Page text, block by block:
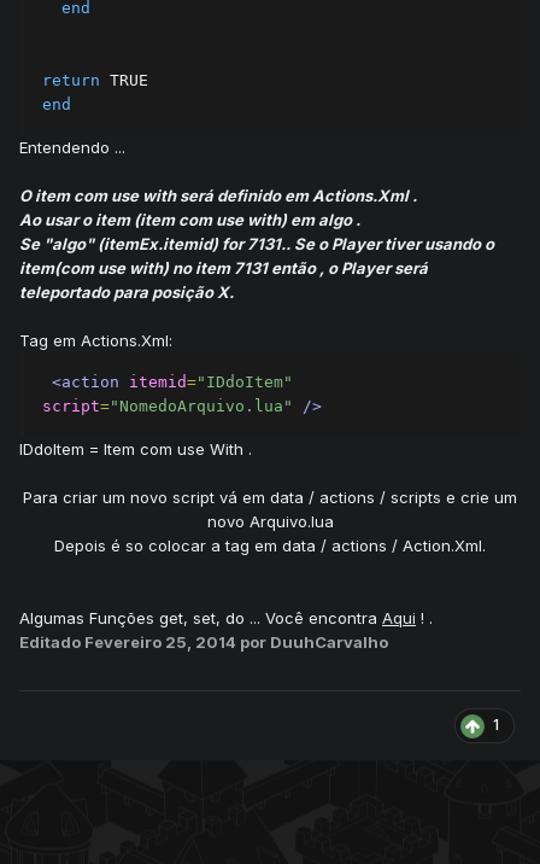
end
return
end
Entendendo ...
O item com use with será definido em Actions.Xml .
Ao usar o item (item com use with) em algo .
Se "algo" (itemEx.itemid) for 7131.. Se o Player tiver usando o
item(com use with) no item 7131 então , o Player será
teleportado para posição X.
Tag em Actions.Xml:
<action itemid="IDdoItem"
script="NomedoArquivo.lua" />
IDdoItem = Item com use With .
Para criar um novo script vá em data / actions / scripts e crie um
novo Arquivo.lua
Depois é so colocar a tag em data / actions / Action.Xml.
Algumas Funções get, set, do ... Você encontra Aqui ! .
Editado Fevereiro 25, 2014 por DuuhCarvalho
1